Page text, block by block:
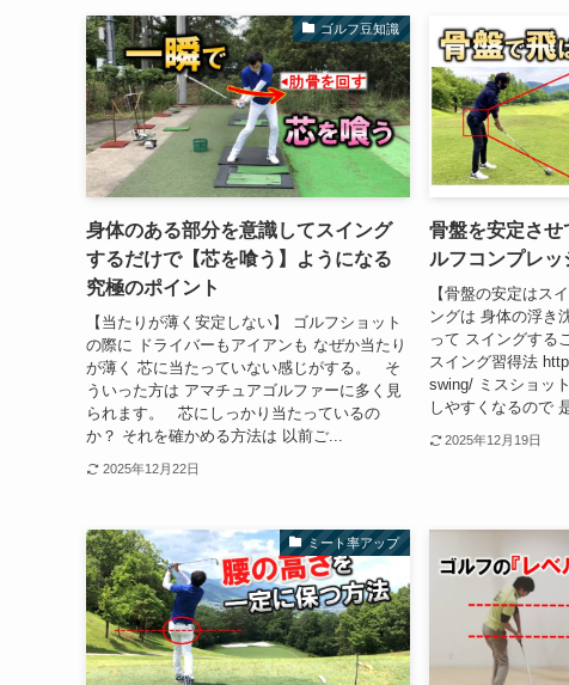
ゴルフ豆知識
身体のある部分を意識してスイング
するだけで【芯を喰う】ようになる
究極のポイント
【当たりが薄く安定しない】 ゴルフショット
の際に ドライバーもアイアンも なぜか当たり
が薄く 芯に当たっていない感じがする。 そ
ういった方は アマチュアゴルファーに多く見
られます。 芯にしっかり当たっているの
か？ それを確かめる方法は 以前ご...
2025年12月22日
骨盤を安定さ
ルフコンプレッ
【骨盤の安定はス
ングは 身体の浮き
って スイングする
スイング習得法
swing/ ミスショッ
しやすくなるので
2025年12月19日
ミート率アップ